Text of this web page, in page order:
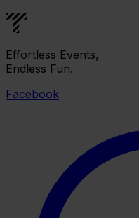
Effortless Events,
Endless Fun.
Facebook